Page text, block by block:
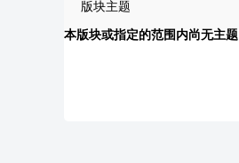
版块主题
本版块或指定的范围内尚无主题